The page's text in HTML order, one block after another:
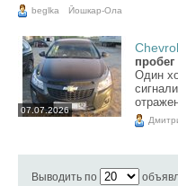
beglka Йошкар-Ола
07.07.2026
Один
Выводить по